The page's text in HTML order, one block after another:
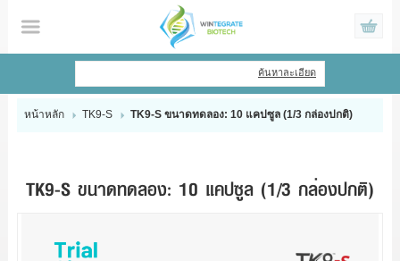
ไทย | English
หน้าหลัก
ค้นหาละเอียด
หน้าหลัก TK9-S TK9-S ขนาดทดลอง: 10 แคปซูล (1/3 กล่องปกติ)
TK9-S ขนาดทดลอง: 10 แคปซูล (1/3 กล่องปกติ)